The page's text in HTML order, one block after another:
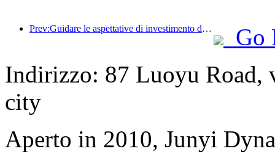
Prev:Guidare le aspettative di investimento degli hotel esistenti! Il Wanxin Zhige Hotel ha vinto l'elogio del settore come 'Marchio di gestione eccellente di hotel esistenti'
Go
Indirizzo: 87 Luoyu Road,
city
Aperto in 2010, Junyi